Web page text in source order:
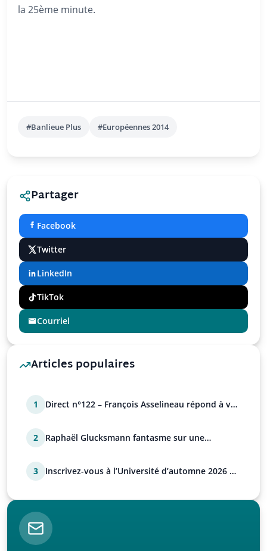
la 25ème minute.
#Banlieue Plus #Européennes 2014
Partager
Facebook
Twitter
LinkedIn
TikTok
Courriel
Articles populaires
1
Direct n°122 – François Asselineau répond à vos
2
Raphaël Glucksmann fantasme sur une
3
Inscrivez-vous à l’Université d’automne 2026 de